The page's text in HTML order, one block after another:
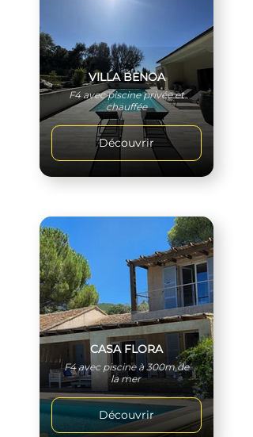
VILLA BENOA
F4 avec piscine privée et
chauffée
Découvrir
CASA FLORA
F4 avec piscine à 300m de
la mer
Découvrir